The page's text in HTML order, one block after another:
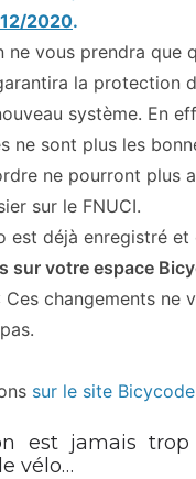
2020.
ne vous prendra que
la protection
système. En
ne sont plus les
ne pourront plus
sur le FNUCI.
est déjà enregistré et
sur votre espace
Ces changements ne
sur le site Bicycode
est jamais trop
vélo…